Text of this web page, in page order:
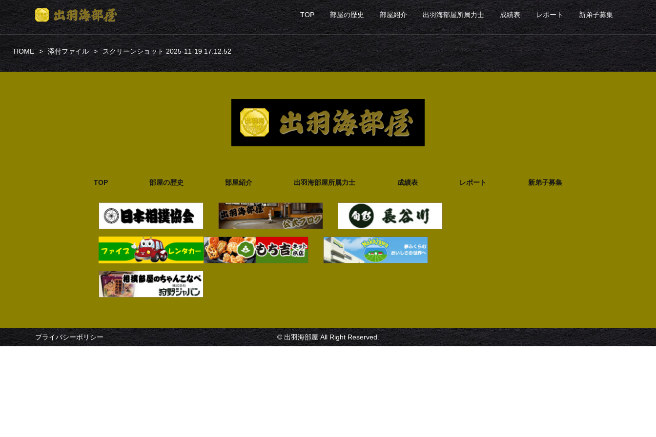
TOP 部屋の歴史 部屋紹介 出羽海部屋所属力士 成績表 レポート 新弟子募集
HOME 添付ファイル スクリーンショット 2025-11-19 17.12.52
TOP 部屋の歴史 部屋紹介 出羽海部屋所属力士 成績表 レポート 新弟子募集
プライバシーポリシー © 出羽海部屋 All Right Reserved.